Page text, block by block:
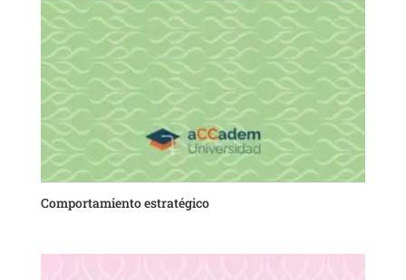
Comportamiento estratégico